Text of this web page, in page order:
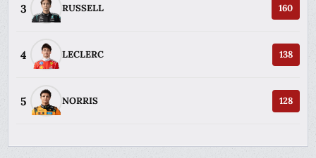
3 RUSSELL 160
4 LECLERC 138
5 NORRIS 128